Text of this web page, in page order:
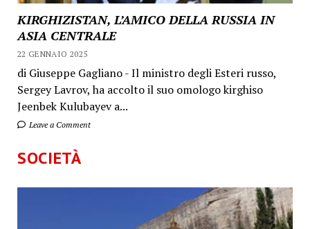
KIRGHIZISTAN, L’AMICO DELLA RUSSIA IN
ASIA CENTRALE
22 GENNAIO 2025
di Giuseppe Gagliano - Il ministro degli Esteri russo,
Sergey Lavrov, ha accolto il suo omologo kirghiso
Jeenbek Kulubayev a...
Leave a Comment
SOCIETÀ